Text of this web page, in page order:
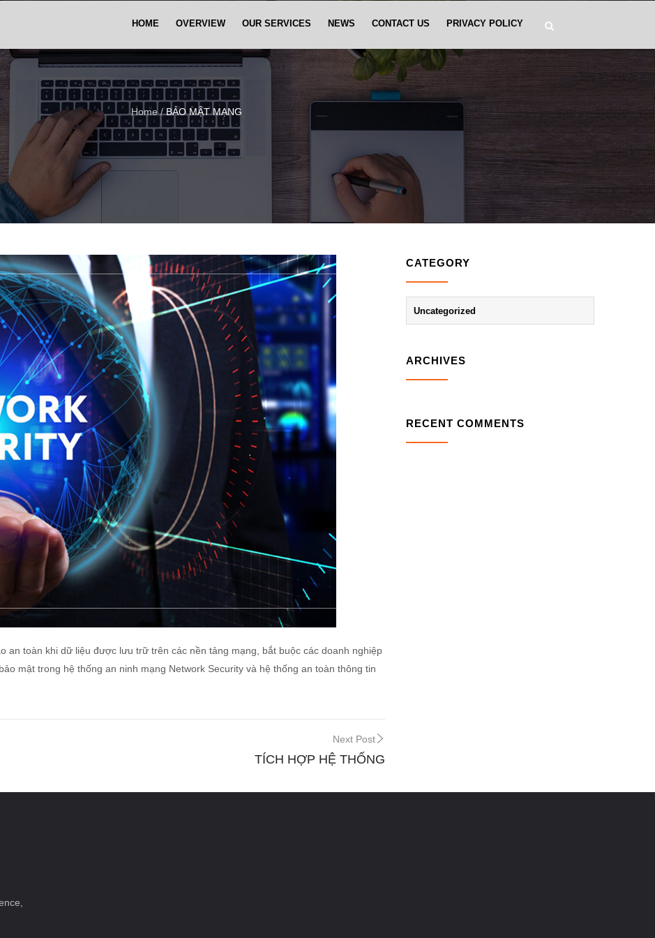
HOME OVERVIEW OUR SERVICES NEWS CONTACT US PRIVACY POLICY
Home/ BẢO MẬT MẠNG
an toàn khi dữ liệu được lưu trữ trên các nền tảng mạng, bắt buộc các doanh nghiệp
mật trong hệ thống an ninh mạng Network Security và hệ thống an toàn thông tin
Next Post
TÍCH HỢP HỆ THỐNG
CATEGORY
Uncategorized
ARCHIVES
RECENT COMMENTS